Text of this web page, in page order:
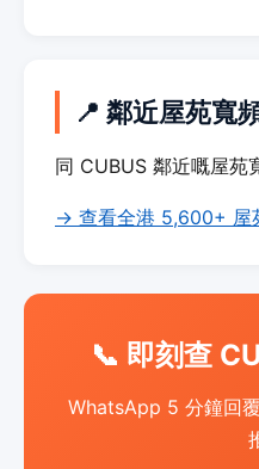
📍 鄰近屋苑寬
同 CUBUS 鄰近嘅屋苑
→ 查看全港 5,600+ 屋
📞 即刻查
WhatsApp 5 分鐘回